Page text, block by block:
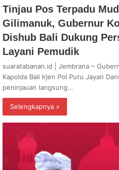
Tinjau Pos Terpadu
Gilimanuk, Gubernur
Dishub Bali Dukung
Layani Pemudik
suaratabanan.id | Jembrana –
Kapolda Bali Irjen Pol Putu Jayan
peninjauan langsung…
Selengkapnya »